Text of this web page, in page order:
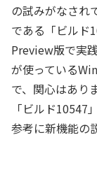
の試みがなされ
である「ビルド
Preview版で実
が使っている
で、関心はあり
「ビルド10547
参考に新機能の